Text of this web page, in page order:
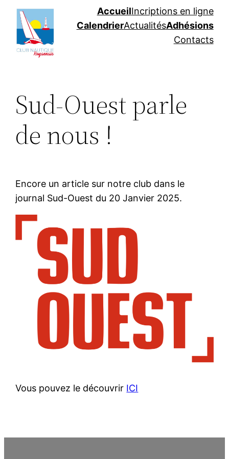
Aller
contenu
AccueilIncriptions en ligne
CalendrierActualitésAdhésions
Contacts
Sud-Ouest parle
de nous !
Encore un article sur notre club dans le
journal Sud-Ouest du 20 Janvier 2025.
Vous pouvez le découvrir ICI